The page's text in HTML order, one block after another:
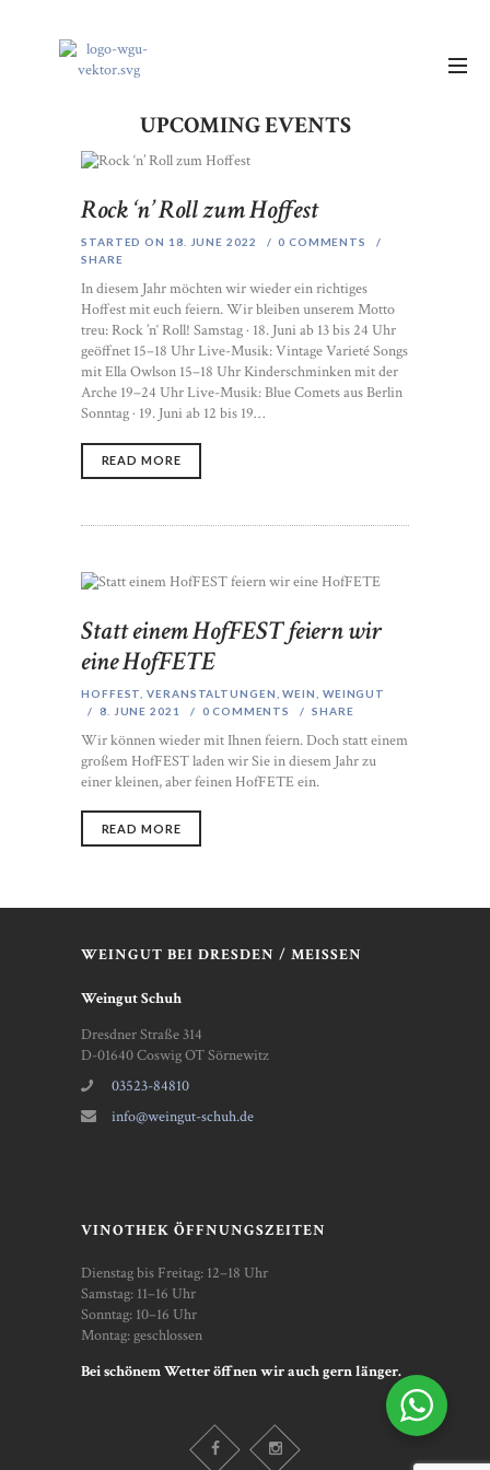
UPCOMING EVENTS
Rock ‘n’ Roll zum Hoffest
STARTED ON 18. JUNE 2022 0 COMMENTS
SHARE
In diesem Jahr möchten wir wieder ein richtiges
Hoffest mit euch feiern. Wir bleiben unserem Motto
treu: Rock ’n‘ Roll! Samstag · 18. Juni ab 13 bis 24 Uhr
geöffnet 15–18 Uhr Live-Musik: Vintage Varieté Songs
mit Ella Owlson 15–18 Uhr Kinderschminken mit der
Arche 19–24 Uhr Live-Musik: Blue Comets aus Berlin
Sonntag · 19. Juni ab 12 bis 19…
READ MORE
Statt einem HofFEST feiern wir
eine HofFETE
HOFFEST ,VERANSTALTUNGEN ,WEIN
WEINGUT
8. JUNE 2021
0 COMMENTS SHARE
Wir können wieder mit Ihnen feiern. Doch statt einem
großem HofFEST laden wir Sie in diesem Jahr zu
einer kleinen, aber feinen HofFETE ein.
READ MORE
WEINGUT BEI DRESDEN / MEISSEN
Weingut Schuh
Dresdner Straße 314
D-01640 Coswig OT Sörnewitz
03523-84810
info@weingut-schuh.de
VINOTHEK ÖFFNUNGSZEITEN
Dienstag bis Freitag: 12–18 Uhr
Samstag: 11–16 Uhr
Sonntag: 10–16 Uhr
Montag: geschlossen
Bei schönem Wetter öffnen wir auch gern länger.